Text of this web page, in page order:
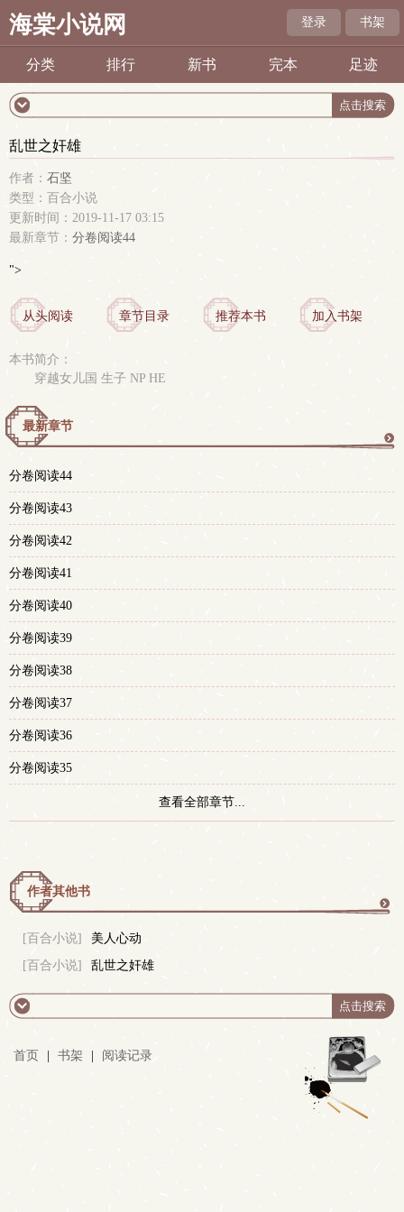
海棠小说网 登录 书架
分类 排行 新书 完本 足迹
乱世之奸雄
作者： 石坚
类型：百合小说
更新时间：2019-11-17 03:15
最新章节： 分卷阅读44
">
从头阅读 章节目录 推荐本书 加入书架
本书简介：
穿越女儿国 生子 NP HE
最新章节
分卷阅读44
分卷阅读43
分卷阅读42
分卷阅读41
分卷阅读40
分卷阅读39
分卷阅读38
分卷阅读37
分卷阅读36
分卷阅读35
查看全部章节...
作者其他书
[百合小说]
美人心动
[百合小说]
乱世之奸雄
首页 书架 阅读记录